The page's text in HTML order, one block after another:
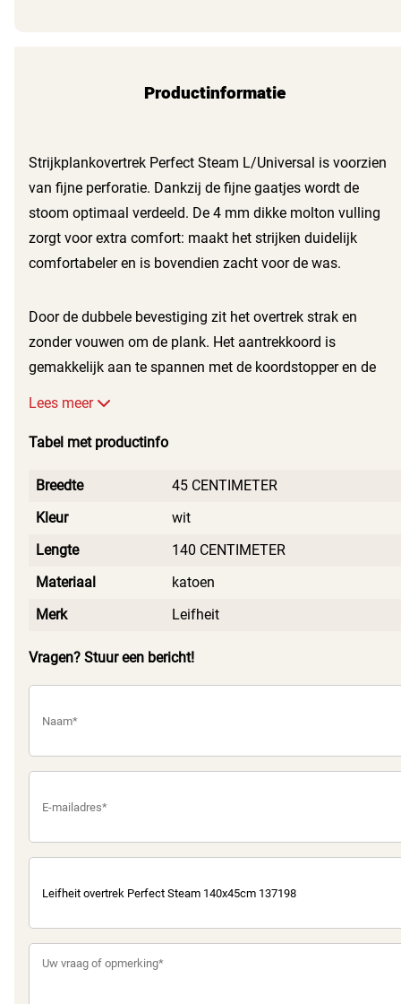
Productinformatie
Strijkplankovertrek Perfect Steam L/Universal is voorzien
van fijne perforatie. Dankzij de fijne gaatjes wordt de
stoom optimaal verdeeld. De 4 mm dikke molton vulling
zorgt voor extra comfort: maakt het strijken duidelijk
comfortabeler en is bovendien zacht voor de was.
Door de dubbele bevestiging zit het overtrek strak en
zonder vouwen om de plank. Het aantrekkoord is
gemakkelijk aan te spannen met de koordstopper en de
gecertificeerd en gegarandeerd vrij van schadelijke stoffen.
strijkplanken met stoomgenerator, tot maximaal 140 x 45
cm.
Lees meer
Tabel met productinfo
Breedte
45 CENTIMETER
Kleur
wit
Lengte
140 CENTIMETER
Materiaal
katoen
Merk
Leifheit
Vragen? Stuur een bericht!